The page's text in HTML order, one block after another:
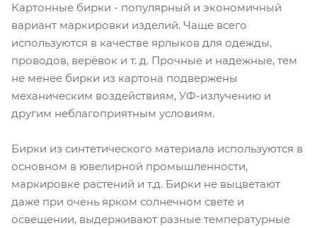
Картонные бирки - популярный и экономичный
вариант маркировки изделий. Чаще всего
используются в качестве ярлыков для одежды,
проводов, верёвок и т. д. Прочные и надежные, тем
не менее бирки из картона подвержены
механическим воздействиям, УФ-излучению и
другим неблагоприятным условиям.
Бирки из синтетического материала используются в
основном в ювелирной промышленности,
маркировке растений и т.д. Бирки не выцветают
даже при очень ярком солнечном свете и
освещении, выдерживают разные температурные